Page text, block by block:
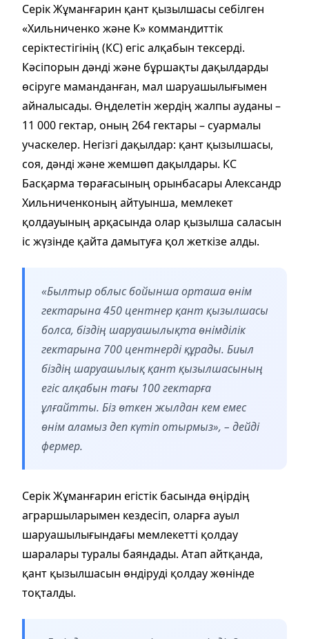
Серік Жұманғарин қант қызылшасы себілген
«Хильниченко және К» коммандиттік
серіктестігінің (КС) егіс алқабын тексерді.
Кәсіпорын дәнді және бұршақты дақылдарды
өсіруге маманданған, мал шаруашылығымен
айналысады. Өңделетін жердің жалпы ауданы –
11 000 гектар, оның 264 гектары – суармалы
учаскелер. Негізгі дақылдар: қант қызылшасы,
соя, дәнді және жемшөп дақылдары. КС
Басқарма төрағасының орынбасары Александр
Хильниченконың айтуынша, мемлекет
қолдауының арқасында олар қызылша саласын
іс жүзінде қайта дамытуға қол жеткізе алды.
«Былтыр облыс бойынша орташа өнім
гектарына 450 центнер қант қызылшасы
болса, біздің шаруашылықта өнімділік
гектарына 700 центнерді құрады. Биыл
біздің шаруашылық қант қызылшасының
егіс алқабын тағы 100 гектарға
ұлғайтты. Біз өткен жылдан кем емес
өнім аламыз деп күтіп отырмыз», – дейді
фермер.
Серік Жұманғарин егістік басында өңірдің
аграршыларымен кездесіп, оларға ауыл
шаруашылығындағы мемлекетті қолдау
шаралары туралы баяндады. Атап айтқанда,
қант қызылшасын өндіруді қолдау жөнінде
тоқталды.